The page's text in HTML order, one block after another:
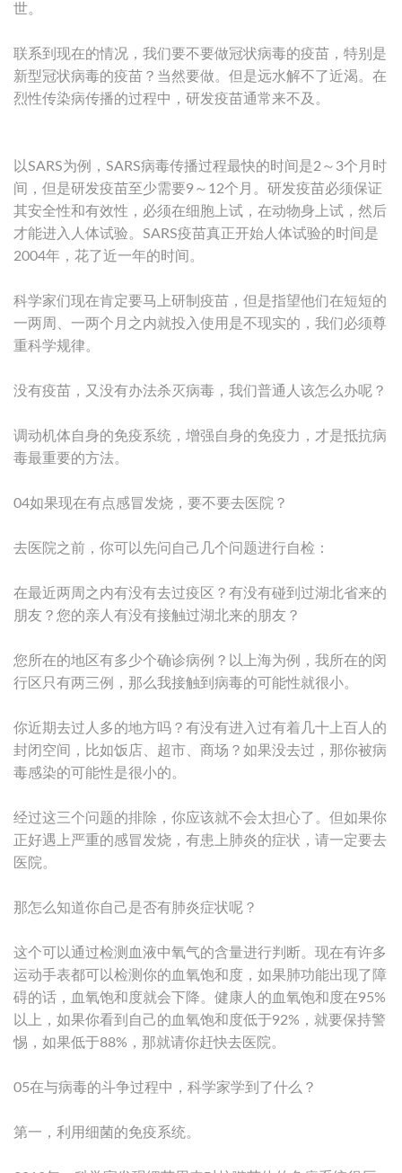
世。
联系到现在的情况，我们要不要做冠状病毒的疫苗，特别是
新型冠状病毒的疫苗？当然要做。但是远水解不了近渴。在
烈性传染病传播的过程中，研发疫苗通常来不及。
以SARS为例，SARS病毒传播过程最快的时间是2～3个月时
间，但是研发疫苗至少需要9～12个月。研发疫苗必须保证
其安全性和有效性，必须在细胞上试，在动物身上试，然后
才能进入人体试验。SARS疫苗真正开始人体试验的时间是
2004年，花了近一年的时间。
科学家们现在肯定要马上研制疫苗，但是指望他们在短短的
一两周、一两个月之内就投入使用是不现实的，我们必须尊
重科学规律。
没有疫苗，又没有办法杀灭病毒，我们普通人该怎么办呢？
调动机体自身的免疫系统，增强自身的免疫力，才是抵抗病
毒最重要的方法。
04如果现在有点感冒发烧，要不要去医院？
去医院之前，你可以先问自己几个问题进行自检：
在最近两周之内有没有去过疫区？有没有碰到过湖北省来的
朋友？您的亲人有没有接触过湖北来的朋友？
您所在的地区有多少个确诊病例？以上海为例，我所在的闵
行区只有两三例，那么我接触到病毒的可能性就很小。
你近期去过人多的地方吗？有没有进入过有着几十上百人的
封闭空间，比如饭店、超市、商场？如果没去过，那你被病
毒感染的可能性是很小的。
经过这三个问题的排除，你应该就不会太担心了。但如果你
正好遇上严重的感冒发烧，有患上肺炎的症状，请一定要去
医院。
那怎么知道你自己是否有肺炎症状呢？
这个可以通过检测血液中氧气的含量进行判断。现在有许多
运动手表都可以检测你的血氧饱和度，如果肺功能出现了障
碍的话，血氧饱和度就会下降。健康人的血氧饱和度在95%
以上，如果你看到自己的血氧饱和度低于92%，就要保持警
惕，如果低于88%，那就请你赶快去医院。
05在与病毒的斗争过程中，科学家学到了什么？
第一，利用细菌的免疫系统。